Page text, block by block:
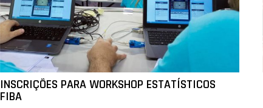
INSCRIÇÕES PARA WORKSHOP ESTATÍSTICOS
FIBA